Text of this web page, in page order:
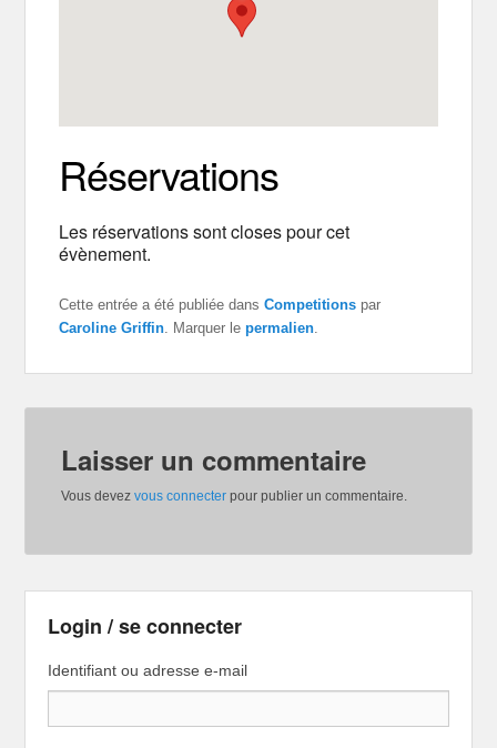
Réservations
Les réservations sont closes pour cet
évènement.
Cette entrée a été publiée dansCompetitions par
Caroline Griffin. Marquer lepermalien.
Laisser un commentaire
Vous devezvous connecter pour publier un commentaire.
Login / se connecter
Identifiant ou adresse e-mail